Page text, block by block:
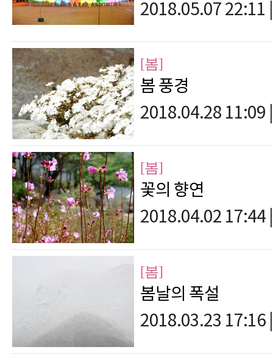
2018.05.07 22:11
[봄]
봄 풍경
2018.04.28 11:09
[봄]
꽃의 향연
2018.04.02 17:44
[봄]
봄날의 폭설
2018.03.23 17:16